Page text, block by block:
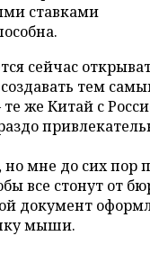
ставками
сейчас
тем
же Китай с
но мне до сих пор
все стонут от
документ
мыши.